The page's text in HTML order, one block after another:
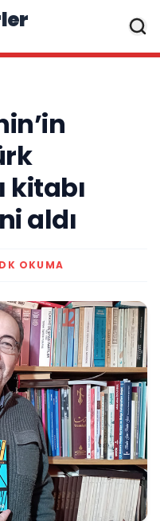
kitabı
aldı
OKUMA